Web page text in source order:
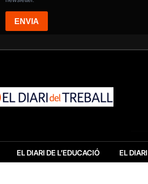
EL DIARI DE L’EDUCACIÓ EL